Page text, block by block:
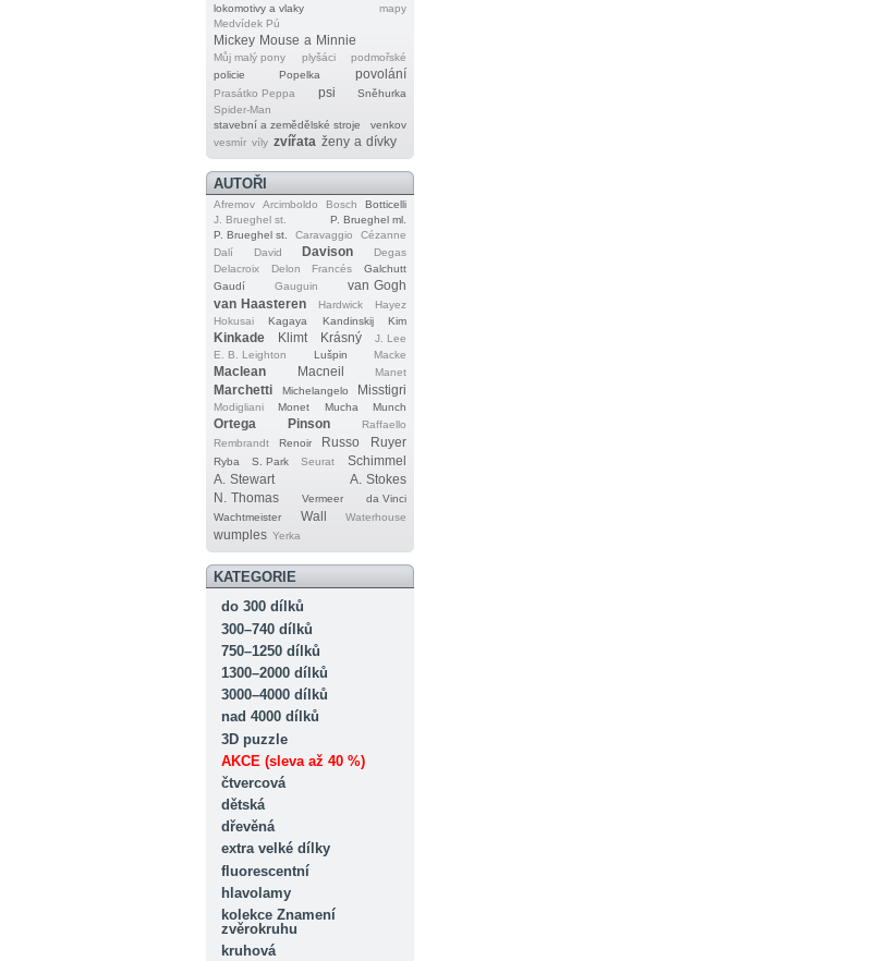
lokomotivy a vlaky
mapy
Medvídek Pú
Mickey Mouse a Minnie
Můj malý pony plyšáci
podmořské
policie
Popelka povolání
Prasátko Peppa psi
Sněhurka
Spider‐Man
stavební a zemědělské stroje
venkov
vesmír víly zvířata ženy a dívky
AUTOŘI
Afremov Arcimboldo Bosch
Botticelli
J. Brueghel st.
P. Brueghel ml.
P. Brueghel st.
Caravaggio
Cézanne
Dalí
David Davison
Degas
Delacroix
Delon Francés
Galchutt
Gaudí
Gauguin
van Gogh
van Haasteren
Hardwick
Hayez
Hokusai
Kagaya Kandinskij Kim
Kinkade Klimt Krásný
J. Lee
E. B. Leighton
Lušpin Macke
Maclean Macneil Manet
Marchetti Michelangelo Misstigri
Modigliani Monet Mucha Munch
Ortega Pinson
Raffaello
Rembrandt
Renoir Russo Ruyer
Ryba S. Park Seurat
Schimmel
A. Stewart
A. Stokes
N. Thomas
Vermeer
da Vinci
Wachtmeister
Wall Waterhouse
wumples Yerka
KATEGORIE
do 300 dílků
300–740 dílků
750–1250 dílků
1300–2000 dílků
3000–4000 dílků
nad 4000 dílků
3D puzzle
AKCE (sleva až 40 %)
čtvercová
dětská
dřevěná
extra velké dílky
fluorescentní
hlavolamy
kolekce Znamení
zvěrokruhu
kruhová